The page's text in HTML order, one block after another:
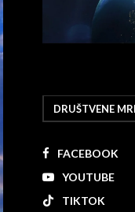
DRUŠTVENE
FACEBOOK
YOUTUBE
TIKTOK